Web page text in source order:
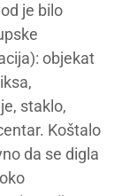
je bilo
objekat
staklo,
Koštalo
da se digla